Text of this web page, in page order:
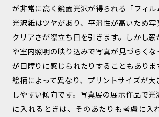
が非常に高く鏡面光沢が得られる「フィル
光沢紙はツヤがあり、平滑性が高いため写
クリアさが際立ち目を引きます。しかし
や室内照明の映り込みで写真が見づらく
が目障りに感じられたりすることもありま
絵柄によって異なり、プリントサイズが大
しやすい傾向です。写真展の展示作品で
に入れるときは、そのあたりも考慮に入